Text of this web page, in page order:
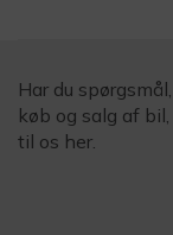
Har du
køb og salg af
til os her.